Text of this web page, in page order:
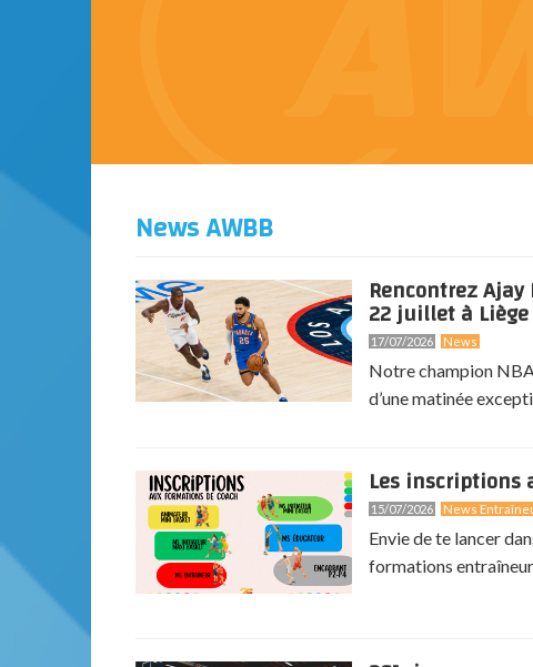
News AWBB
Rencontrez
22 juillet à
17/07/2026 News
Notre champion
d’une matinée
Les inscriptions
15/07/2026 News
Envie de te lancer
formations